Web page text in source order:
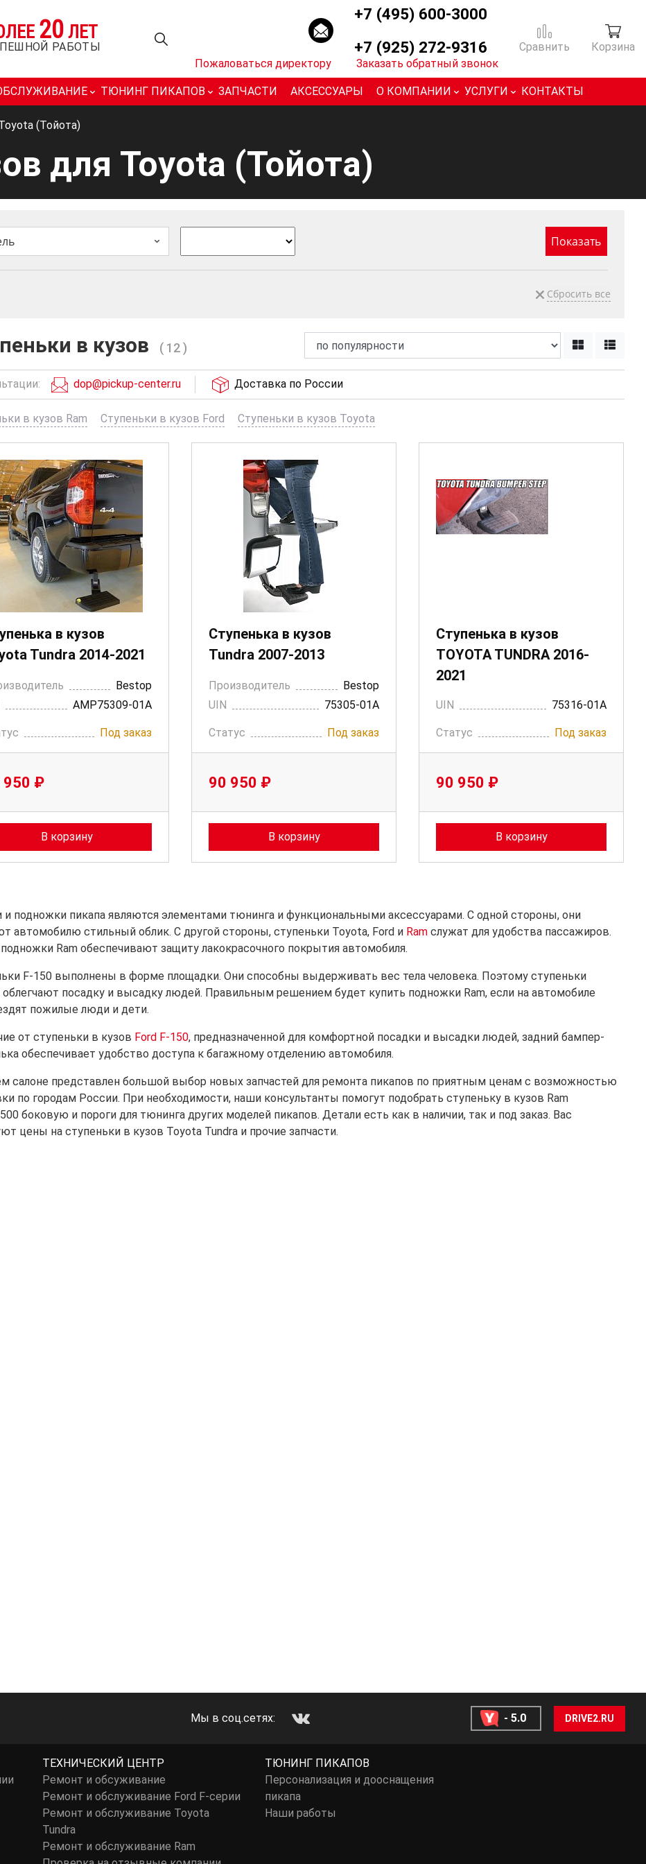
20 ЛЕТ
РАБОТЫ
+7 (495) 600-3000
+7 (925) 272-9316
Пожаловаться директору Заказать обратный звонок
Сравнить Корзина
ТЮНИНГ ПИКАПОВ ЗАПЧАСТИ АКСЕССУАРЫ О КОМПАНИИ УСЛУГИ КОНТАКТЫ
(Тойота)
для Toyota (Тойота)
в кузов ( 12 )
dop@pickup-center.ru Доставка по России
в кузов Ram Ступеньки в кузов Ford Ступеньки в кузов Toyota
в кузов
Tundra 2014-2021
Bestop
AMP75309-01A
Под заказ
950 ₽
В корзину
Ступенька в кузов
Tundra 2007-2013
Производитель
Bestop
UIN
75305-01A
Статус Под заказ
90 950 ₽
В корзину
Ступенька в кузов
TOYOTA TUNDRA 2016-
2021
UIN 75316-01A
Статус Под заказ
90 950 ₽
В корзину
и подножки пикапа являются элементами тюнинга и функциональными аксессуарами. С одной стороны, они
автомобилю стильный облик. С другой стороны, ступеньки Toyota, Ford и Ramслужат для удобства пассажиров.
Ram обеспечивают защиту лакокрасочного покрытия автомобиля.
F-150 выполнены в форме площадки. Они способны выдерживать вес тела человека. Поэтому ступеньки
облегчают посадку и высадку людей. Правильным решением будет купить подножки Ram, если на автомобиле
пожилые люди и дети.
от ступеньки в кузов Ford F-150, предназначенной для комфортной посадки и высадки людей, задний бампер-
обеспечивает удобство доступа к багажному отделению автомобиля.
салоне представлен большой выбор новых запчастей для ремонта пикапов по приятным ценам с возможностью
по городам России. При необходимости, наши консультанты помогут подобрать ступеньку в кузов Ram
боковую и пороги для тюнинга других моделей пикапов. Детали есть как в наличии, так и под заказ. Вас
цены на ступеньки в кузов Toyota Tundra и прочие запчасти.
Мы в соц.сетях: - 5.0 DRIVE2.RU
ТЕХНИЧЕСКИЙ ЦЕНТР
Ремонт и обсуживание
Ремонт и обслуживание Ford F-серии
Ремонт и обслуживание Toyota
Tundra
Ремонт и обслуживание Ram
ТЮНИНГ ПИКАПОВ
Персонализация и дооснащения
пикапа
Наши работы